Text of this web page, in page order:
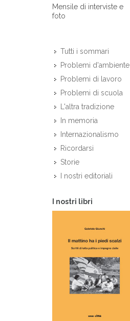
Mensile di interviste e
foto
Tutti i sommari
Problemi d'ambiente
Problemi di lavoro
Problemi di scuola
L'altra tradizione
In memoria
Internazionalismo
Ricordarsi
Storie
I nostri editoriali
I nostri libri